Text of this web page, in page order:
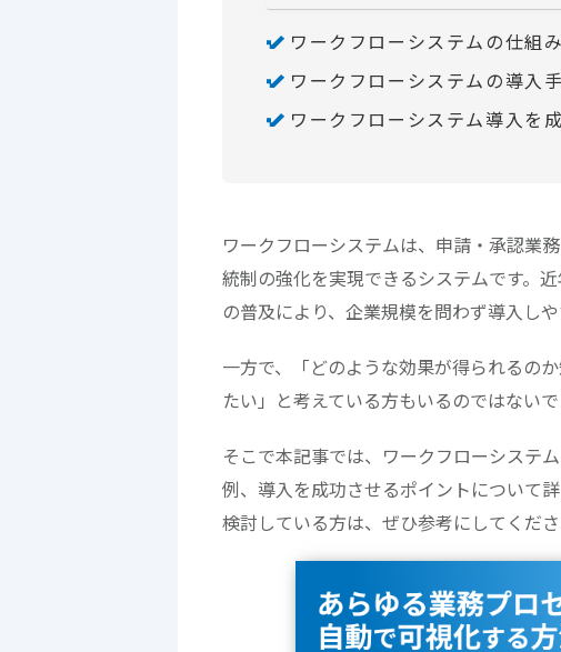
ワークフローシステムの仕組
ワークフローシステムの導入
ワークフローシステム導入を
ワークフローシステムは、申請・承認業
統制の強化を実現できるシステムです。
の普及により、企業規模を問わず導入しや
一方で、「どのような効果が得られるの
たい」と考えている方もいるのではないで
そこで本記事では、ワークフローシステ
例、導入を成功させるポイントについて
検討している方は、ぜひ参考にしてくださ